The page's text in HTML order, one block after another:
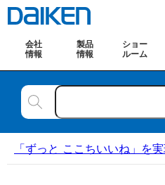
会社
情報
製品
情報
ショー
ルーム
「ずっと ここちいいね」を